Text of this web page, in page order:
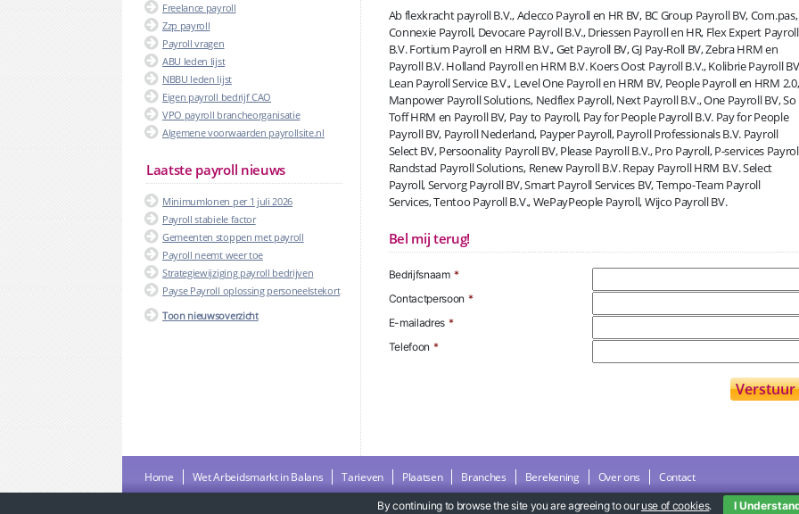
Freelance payroll
Zzp payroll
Payroll vragen
ABU leden lijst
NBBU leden lijst
Eigen payroll bedrijf CAO
VPO payroll brancheorganisatie
Algemene voorwaarden payrollsite.nl
Laatste payroll nieuws
Minimumlonen per 1 juli 2026
Payroll stabiele factor
Gemeenten stoppen met payroll
Payroll neemt weer toe
Strategiewijziging payroll bedrijven
Payse Payroll oplossing personeelstekort
Toon nieuwsoverzicht
Ab flexkracht payroll B.V., Adecco Payroll en HR BV, BC Group Payroll BV, Com.pas,
Connexie Payroll, Devocare Payroll B.V., Driessen Payroll en HR, Flex Expert Payroll
B.V. Fortium Payroll en HRM B.V., Get Payroll BV, GJ Pay-Roll BV, Zebra HRM en
Payroll B.V. Holland Payroll en HRM B.V. Koers Oost Payroll B.V., Kolibrie Payroll
Lean Payroll Service B.V., Level One Payroll en HRM BV, People Payroll en HRM 2.0,
Manpower Payroll Solutions, Nedflex Payroll, Next Payroll B.V., One Payroll BV, So
Toff HRM en Payroll BV, Pay to Payroll, Pay for People Payroll B.V. Pay for People
Payroll BV, Payroll Nederland, Payper Payroll, Payroll Professionals B.V. Payroll
Select BV, Persoonality Payroll BV, Please Payroll B.V., Pro Payroll, P-services
Randstad Payroll Solutions, Renew Payroll B.V. Repay Payroll HRM B.V. Select
Payroll, Servorg Payroll BV, Smart Payroll Services BV, Tempo-Team Payroll
Services, Tentoo Payroll B.V., WePayPeople Payroll, Wijco Payroll BV.
Bel mij terug!
Bedrijfsnaam *
Contactpersoon *
E-mailadres *
Telefoon *
Home Wet Arbeidsmarkt in Balans Tarieven Plaatsen Branches Berekening Over ons Contact
By continuing to browse the site you are agreeing to our use of cookies. I